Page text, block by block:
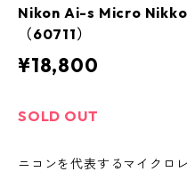
Nikon Ai-s Micro
（60711）
¥18,800
SOLD OUT
ニコンを代表するマイクロ